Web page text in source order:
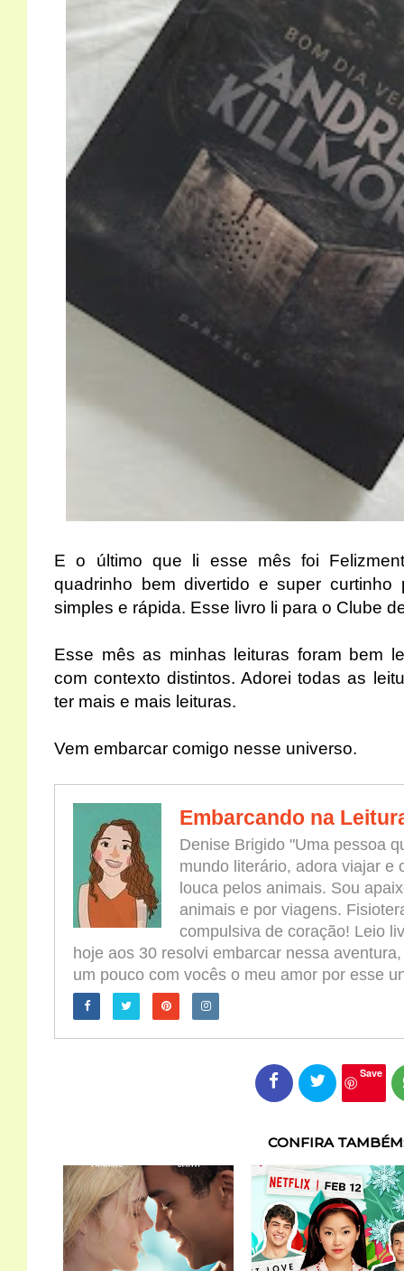
E o último que li esse mês foi
quadrinho bem divertido e super
simples e rápida. Esse livro li para o Clube
Esse mês as minhas leituras foram bem
com contexto distintos. Adorei todas as
ter mais e mais leituras.
Vem embarcar comigo nesse universo.
Embarcando na
Denise Brigido "Uma pessoa
mundo literário, adora viajar e
louca pelos animais. Sou
animais e por viagens.
compulsiva de coração! Leio
hoje aos 30 resolvi embarcar nessa
um pouco com vocês o meu amor por esse
Save
CONFIRA